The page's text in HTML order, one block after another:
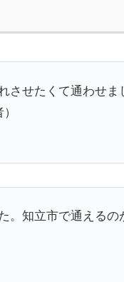
させたくて通わせ
。知立市で通える